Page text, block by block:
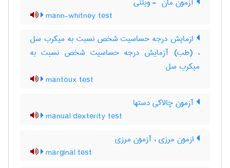
mann-whitney test
ازمایش درجه حساسیت شخص نسبت به میکرب سل
، (طب) آزمایش درجه حساسیت شخص نسبت به
میکرب سل
mantoux test
آزمون چالاکی دستها
manual dexterity test
ازمون مرزی ، آزمون مرزی
marginal test